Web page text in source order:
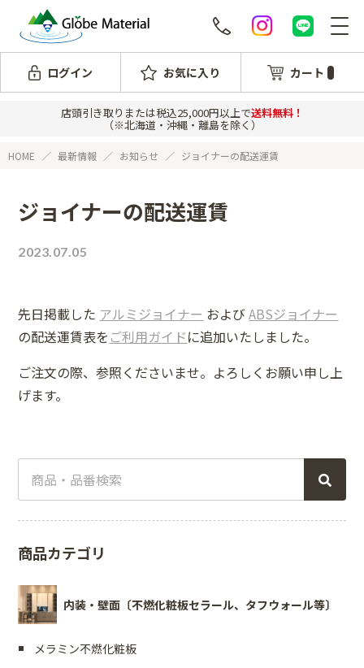
ログイン お気に入り カート
店頭引き取りまたは税込25,000円以上で送料無料！
（※北海道・沖縄・離島を除く）
HOME 最新情報 お知らせ ジョイナーの配送運賃
ジョイナーの配送運賃
2023.07.05
先日掲載した アルミジョイナー およびABSジョイナー
の配送運賃表を ご利用ガイドに追加いたしました。
ご注文の際、参照くださいませ。よろしくお願い申し上
げます。
商品カテゴリ
内装・壁面〔不燃化粧板セラール、タフウォール等〕
メラミン不燃化粧板